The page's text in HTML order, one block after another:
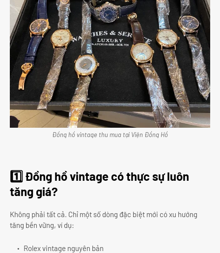
Đồng hồ vintage thu mua tại Viện Đồng Hồ
1️⃣ Đồng hồ vintage có thực sự luôn
tăng giá?
Không phải tất cả. Chỉ một số dòng đặc biệt mới có xu hướng
tăng bền vững, ví dụ:
Rolex vintage nguyên bản